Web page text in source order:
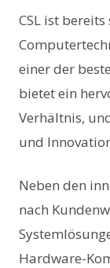
CSL ist
einer der
bietet ein
Verhältnis,
und
Neben den
nach
Hardware-